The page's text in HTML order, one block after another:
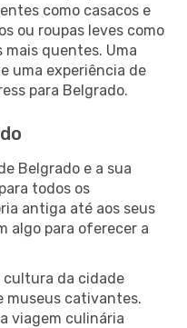
como casacos e
ou roupas leves como
quentes. Uma
uma experiência de
para Belgrado.
Belgrado e a sua
todos os
antiga até aos seus
algo para oferecer a
cultura da cidade
museus cativantes.
viagem culinária